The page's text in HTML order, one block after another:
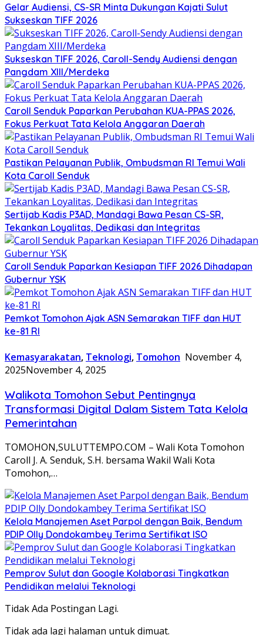
Gelar Audiensi, CS-SR Minta Dukungan Kajati Sulut
Sukseskan TIFF 2026
Sukseskan TIFF 2026, Caroll-Sendy Audiensi dengan
Pangdam XIII/Merdeka
Caroll Senduk Paparkan Perubahan KUA-PPAS 2026,
Fokus Perkuat Tata Kelola Anggaran Daerah
Pastikan Pelayanan Publik, Ombudsman RI Temui Wali
Kota Caroll Senduk
Sertijab Kadis P3AD, Mandagi Bawa Pesan CS-SR,
Tekankan Loyalitas, Dedikasi dan Integritas
Caroll Senduk Paparkan Kesiapan TIFF 2026 Dihadapan
Gubernur YSK
Pemkot Tomohon Ajak ASN Semarakan TIFF dan HUT
ke-81 RI
Kemasyarakatan, Teknologi, Tomohon November 4,
2025November 4, 2025
Walikota Tomohon Sebut Pentingnya
Transformasi Digital Dalam Sistem Tata Kelola
Pemerintahan
TOMOHON,SULUTTEMPO.COM – Wali Kota Tomohon
Caroll J. A. Senduk, S.H. bersama Wakil Wali Kota
Tomohon,…
Kelola Manajemen Aset Parpol dengan Baik, Bendum
PDIP Olly Dondokambey Terima Sertifikat ISO
Pemprov Sulut dan Google Kolaborasi Tingkatkan
Pendidikan melalui Teknologi
Tidak Ada Postingan Lagi.
Tidak ada lagi halaman untuk dimuat.